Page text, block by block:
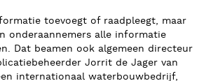
toevoegt of raadpleegt, maar
onderaannemers alle informatie
Dat beamen ook algemeen directeur
Jorrit de Jager van
internationaal waterbouwbedrijf,